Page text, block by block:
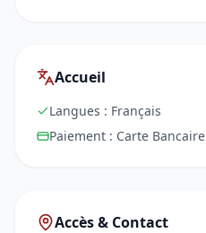
Accueil
Langues : Français
Paiement : Carte Bancaire
Accès & Contact